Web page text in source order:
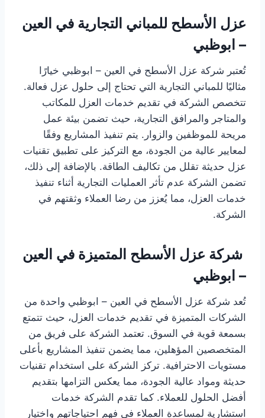
عزل الأسطح للمباني التجارية في العين
– ابوظبي
تُعتبر شركة عزل الأسطح في العين – ابوظبي خيارًا
مثاليًا للمباني التجارية التي تحتاج إلى حلول عزل فعالة.
تتخصص الشركة في تقديم خدمات العزل للمكاتب
والمتاجر والمرافق التجارية، حيث تضمن بيئة عمل
مريحة للموظفين والزوار. يتم تنفيذ المشاريع وفقًا
لمعايير عالية من الجودة، مع التركيز على تطبيق تقنيات
عزل حديثة تقلل من تكاليف الطاقة. بالإضافة إلى ذلك،
تضمن الشركة عدم تأثر العمليات التجارية أثناء تنفيذ
خدمات العزل، مما يُعزز من رضا العملاء وثقتهم في
الشركة.
شركة عزل الأسطح المتميزة في العين
– ابوظبي
تُعد شركة عزل الأسطح في العين – ابوظبي واحدة من
الشركات المتميزة في تقديم خدمات العزل، حيث تتمتع
بسمعة قوية في السوق. تعتمد الشركة على فريق من
المتخصصين المؤهلين، مما يضمن تنفيذ المشاريع بأعلى
مستويات الاحترافية. تركز الشركة على استخدام تقنيات
حديثة ومواد عالية الجودة، مما يعكس التزامها بتقديم
أفضل الحلول للعملاء. كما تقدم الشركة خدمات
استشارية لمساعدة العملاء في فهم احتياجاتهم واختيار